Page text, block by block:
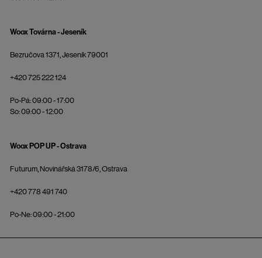
Woox Továrna - Jeseník
Bezručova 1371, Jeseník 79001
+420 725 222 124
Po-Pá: 09:00 - 17:00
So: 09:00 - 12:00
Woox POP UP - Ostrava
Futurum, Novinářská 3178/6, Ostrava
+420 778 491 740
Po-Ne: 09:00 - 21:00